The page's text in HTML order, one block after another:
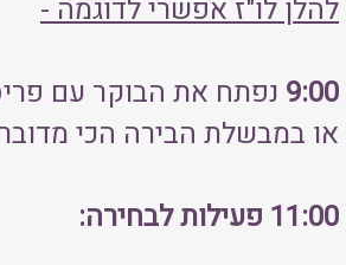
להלן לו"ז אפשרי לדוגמה -
9:00 נפתח את הבוקר עם
או במבשלת הבירה הכי
11:00 פעילות לבחירה: